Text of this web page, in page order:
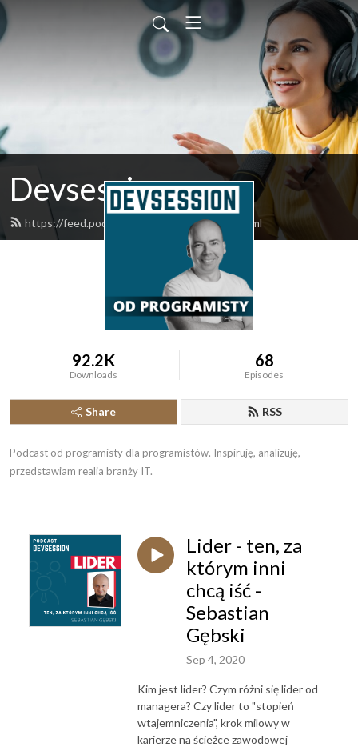
Devsession
https://feed.podbean.com/devsession/feed.xml
92.2K
Downloads
68
Episodes
Share RSS
Podcast od programisty dla programistów. Inspiruję, analizuję,
przedstawiam realia branży IT.
Lider - ten, za
którym inni
chcą iść -
Sebastian
Gębski
Sep 4, 2020
Kim jest lider? Czym różni się lider od
managera? Czy lider to "stopień
wtajemniczenia", krok milowy w
karierze na ścieżce zawodowej